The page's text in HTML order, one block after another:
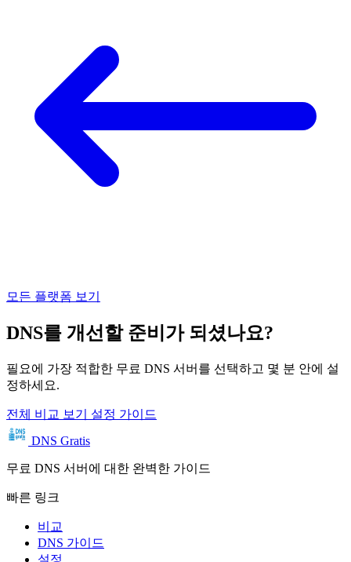
모든 플랫폼 보기
DNS를 개선할 준비가 되셨나요?
필요에 가장 적합한 무료 DNS 서버를 선택하고 몇 분 안에 설
정하세요.
전체 비교 보기 설정 가이드
DNS Gratis
무료 DNS 서버에 대한 완벽한 가이드
빠른 링크
비교
DNS 가이드